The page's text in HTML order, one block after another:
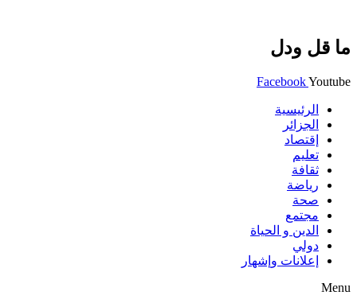
ما قل ودل
FacebookYoutube
الرئيسية
الجزائر
إقتصاد
تعليم
ثقافة
رياضة
صحة
مجتمع
الدين و الحياة
دولي
إعلانات وإشهار
Menu